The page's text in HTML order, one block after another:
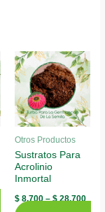
Otros Productos
Sustratos Para
Acrolinio
Inmortal
$8.700–$28.700